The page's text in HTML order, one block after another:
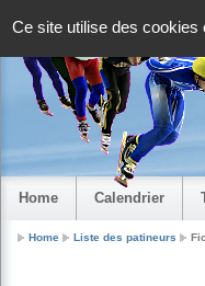
Ce site utilise des
Home Calendrier
Home Liste des patineurs